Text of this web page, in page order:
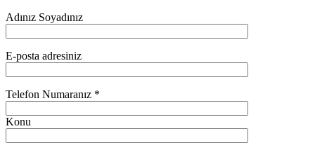
Adınız Soyadınız
E-posta adresiniz
Telefon Numaranız *
Konu